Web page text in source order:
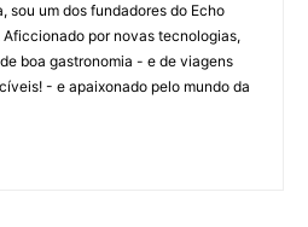
sou um dos fundadores do Echo
Aficcionado por novas tecnologias,
boa gastronomia - e de viagens
- e apaixonado pelo mundo da